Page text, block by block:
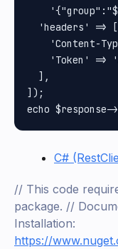
  'headers' => [
'Content-
'Token' =>
  ],
]);
C#
// This code
package. //
Installation:
https://